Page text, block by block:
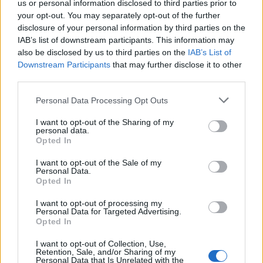
us or personal information disclosed to third parties prior to
your opt-out. You may separately opt-out of the further
disclosure of your personal information by third parties on the
IAB’s list of downstream participants. This information may
also be disclosed by us to third parties on the IAB’s List of
Downstream Participants that may further disclose it to other
Personal Data Processing Opt Outs
I want to opt-out of the Sharing of my
personal data.
Opted In
I want to opt-out of the Sale of my
Personal Data.
Opted In
I want to opt-out of processing my
Personal Data for Targeted Advertising.
Opted In
I want to opt-out of Collection, Use,
Retention, Sale, and/or Sharing of my
Personal Data that Is Unrelated with the
Charles Ollivon terza linea:
legamenti
Il terza lineaCharles Ollivon, 31 anni, 46
presenze, uno dei punti di forza della Francia,
ha subito la rottura di un legamento crociati del